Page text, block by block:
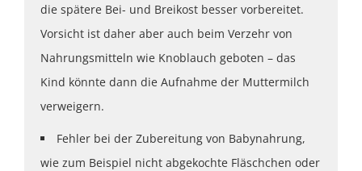
die spätere Bei- und Breikost besser vorbereitet.
Vorsicht ist daher aber auch beim Verzehr von
Nahrungsmitteln wie Knoblauch geboten – das
Kind könnte dann die Aufnahme der Muttermilch
verweigern.
Fehler bei der Zubereitung von Babynahrung,
wie zum Beispiel nicht abgekochte Fläschchen oder